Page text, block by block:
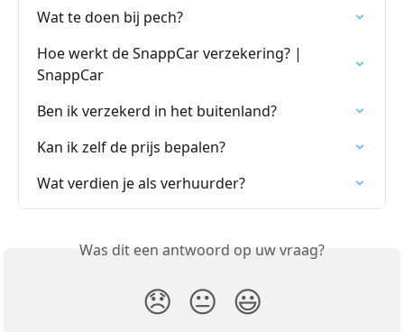
Wat te doen bij pech?
Hoe werkt de SnappCar verzekering? |
SnappCar
Ben ik verzekerd in het buitenland?
Kan ik zelf de prijs bepalen?
Wat verdien je als verhuurder?
Was dit een antwoord op uw vraag?
😞 😐 😃